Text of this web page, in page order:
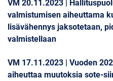
VM 20.11.2023 |
valmistumisen aiheuttama
lisävähennys jaksotetaan,
valmistellaan
VM 17.11.2023 | Vuoden
aiheuttaa muutoksia sote-